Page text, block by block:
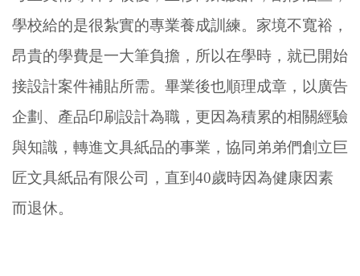
學校給的是很紮實的專業養成訓練。家境不寬裕，
昂貴的學費是一大筆負擔，所以在學時，就已開始
接設計案件補貼所需。畢業後也順理成章，以廣告
企劃、產品印刷設計為職，更因為積累的相關經驗
與知識，轉進文具紙品的事業，協同弟弟們創立巨
匠文具紙品有限公司，直到40歲時因為健康因素
而退休。